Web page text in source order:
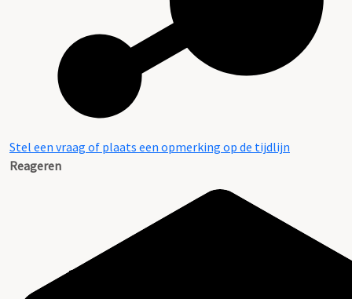
Stel een vraag of plaats een opmerking op de tijdlijn
Reageren